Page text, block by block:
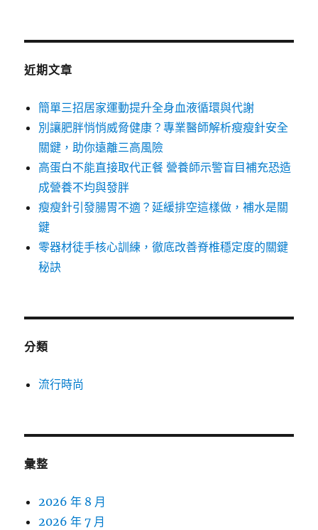
近期文章
簡單三招居家運動提升全身血液循環與代謝
別讓肥胖悄悄威脅健康？專業醫師解析瘦瘦針安全
關鍵，助你遠離三高風險
高蛋白不能直接取代正餐 營養師示警盲目補充恐造
成營養不均與發胖
瘦瘦針引發腸胃不適？延緩排空這樣做，補水是關
鍵
零器材徒手核心訓練，徹底改善脊椎穩定度的關鍵
秘訣
分類
流行時尚
彙整
2026 年 8 月
2026 年 7 月